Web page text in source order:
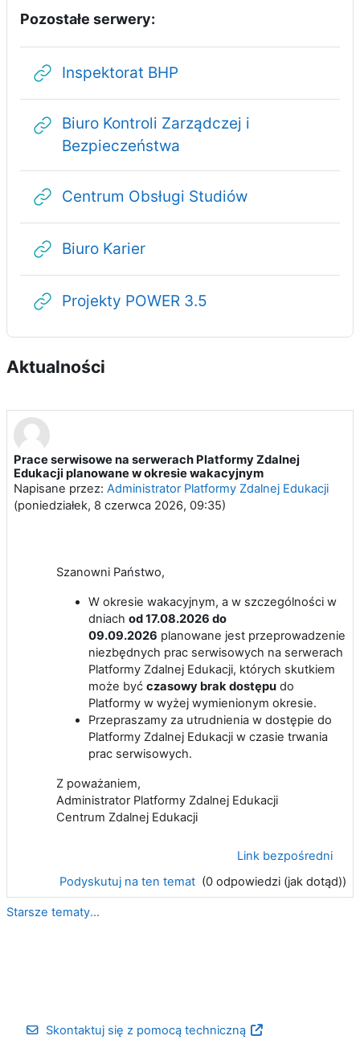
Pozostałe serwery:
Inspektorat BHP
Biuro Kontroli Zarządczej i
Bezpieczeństwa
Centrum Obsługi StudiówAdres URL
Biuro KarierAdres URL
Projekty POWER 3.5
Aktualności
Prace serwisowe na serwerach Platformy Zdalnej
Edukacji planowane w okresie wakacyjnym
Napisane przez: Administrator Platformy Zdalnej Edukacji
(poniedziałek, 8 czerwca 2026, 09:35)
Szanowni Państwo,
W okresie wakacyjnym, a w szczególności w
dniach od 17.08.2026 do
09.09.2026 planowane jest przeprowadzenie
niezbędnych prac serwisowych na serwerach
Platformy Zdalnej Edukacji, których skutkiem
może być czasowy brak dostępu do
Platformy w wyżej wymienionym okresie.
Przepraszamy za utrudnienia w dostępie do
Platformy Zdalnej Edukacji w czasie trwania
prac serwisowych.
Z poważaniem,
Administrator Platformy Zdalnej Edukacji
Centrum Zdalnej Edukacji
Link bezpośredni
Podyskutuj na ten temat (0 odpowiedzi (jak dotąd))
Starsze tematy...
Skontaktuj się z pomocą techniczną